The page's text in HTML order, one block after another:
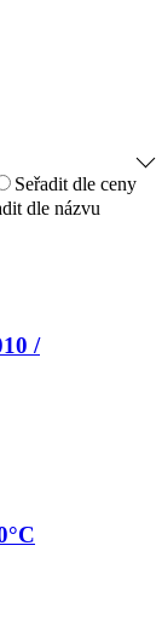
Seřadit dle ceny
dle názvu
/